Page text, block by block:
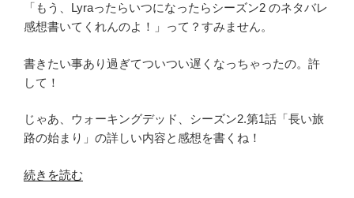
ン
リ
ッ
恋
ナ
「もう、Lyraったらいつになったらシーズン2 のネタバレ
感想書いてくれんのよ！」って？すみません。
書きたい事あり過ぎてついつい遅くなっちゃったの。許
して！
じゃあ、ウォーキングデッド、シーズン2.第1話「長い旅
路の始まり」の詳しい内容と感想を書くね！
“ウ
続きを読む